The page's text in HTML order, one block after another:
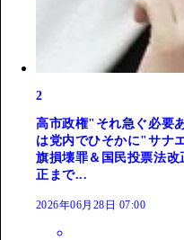
2
高市政権"それ急ぐ必要
は党内でひそかに"サナ
旗損壊罪＆国民投票法
正まで...
2026年06月28日 07:00